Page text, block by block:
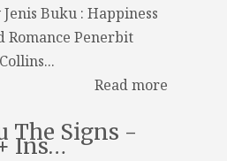
Buku : Happiness
Romance Penerbit
Read more
The Signs -
Ins…